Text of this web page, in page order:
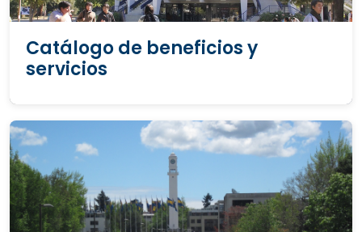
Catálogo de beneficios y
servicios